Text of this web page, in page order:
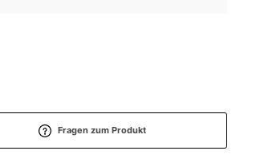
Fragen zum Produkt